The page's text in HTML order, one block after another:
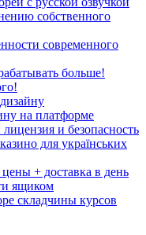
собственного
современного
больше!
на платформе
и безопасность
для українських
+ доставка в день
ящиком
складчины курсов